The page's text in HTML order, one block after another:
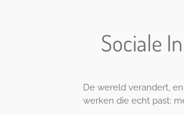
Sociale
De wereld verandert,
werken die echt past: